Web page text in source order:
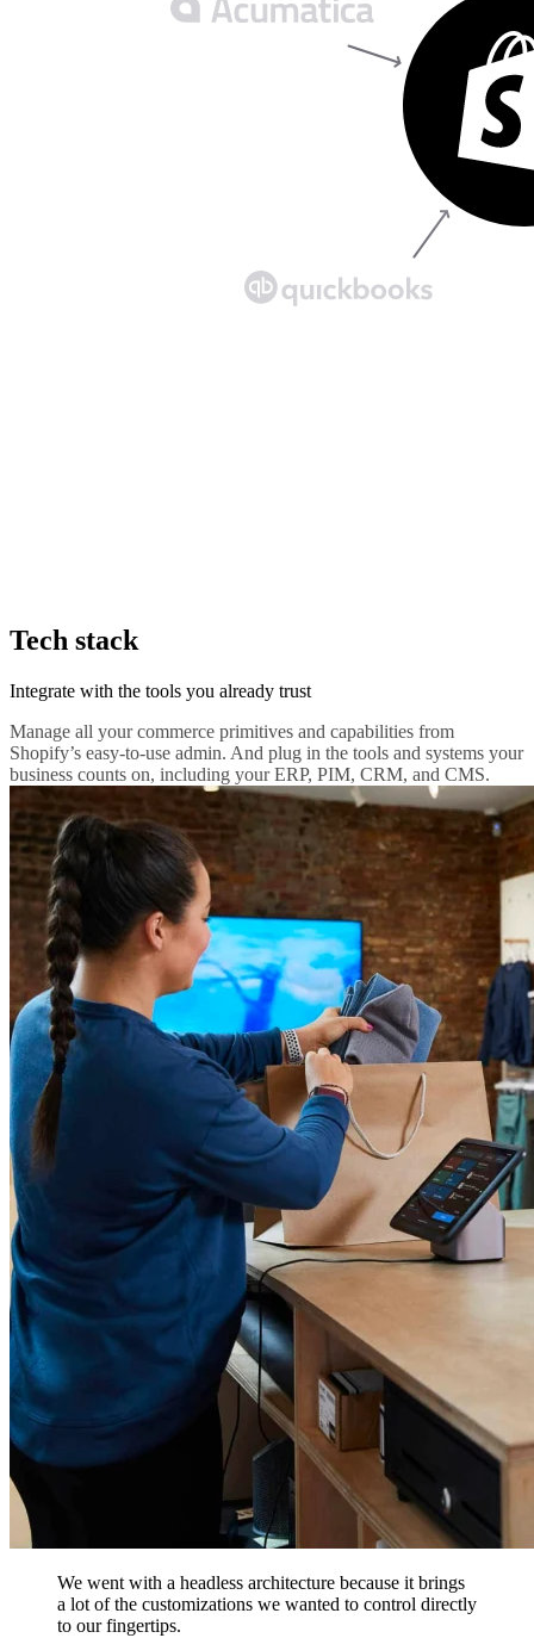
Tech stack
Integrate with the tools you already trust
Manage all your commerce primitives and capabilities from
Shopify’s easy-to-use admin. And plug in the tools and systems your
business counts on, including your ERP, PIM, CRM, and CMS.
We went with a headless architecture because it brings
a lot of the customizations we wanted to control directly
to our fingertips.